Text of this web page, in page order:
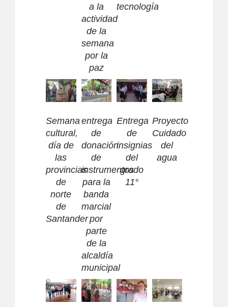
a la
actividad
de la
semana
por la
paz
tecnología
Semana
cultural,
día de
las
provincias
de
norte
de
Santander
entrega
de
donación
de
instrumentos
para la
banda
marcial
por
parte
de la
alcaldía
municipal
Entrega
de
insignias
del
grado
11°
Proyecto
Cuidado
del
agua